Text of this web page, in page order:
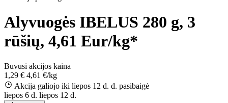
Alyvuogės IBELUS 280 g, 3
rūšių, 4,61 Eur/kg*
Buvusi akcijos kaina
1,29 € 4,61 €/kg
Akcija galiojo iki liepos 12 d. d. pasibaigė
liepos 6 d. liepos 12 d.